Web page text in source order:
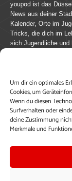
Um dir ein optimales
Cookies, um
Wenn du diesen
Surfverhalten oder
deine Zustimmung
Merkmale und
youpod ist das
News aus deiner
Kalender, Orte im
Tricks, die dich im
sich Jugendliche und
Mach mit
youpod.de lebt von
journalistische
veröffentliche deine
dich anmelden, um
Profil anzulegen,